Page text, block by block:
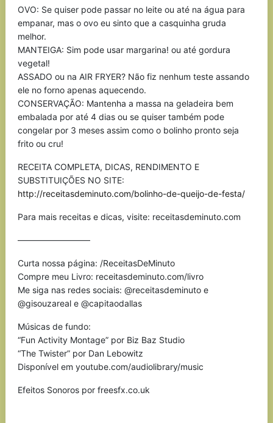
OVO: Se quiser pode passar no leite ou até na água para
empanar, mas o ovo eu sinto que a casquinha gruda
melhor.
MANTEIGA: Sim pode usar margarina! ou até gordura
vegetal!
ASSADO ou na AIR FRYER? Não fiz nenhum teste assando
ele no forno apenas aquecendo.
CONSERVAÇÃO: Mantenha a massa na geladeira bem
embalada por até 4 dias ou se quiser também pode
congelar por 3 meses assim como o bolinho pronto seja
frito ou cru!
RECEITA COMPLETA, DICAS, RENDIMENTO E
SUBSTITUIÇÕES NO SITE:
http://receitasdeminuto.com/bolinho-de-queijo-de-festa/
Para mais receitas e dicas, visite: receitasdeminuto.com
————————–
Curta nossa página: /ReceitasDeMinuto
Compre meu Livro: receitasdeminuto.com/livro
Me siga nas redes sociais: @receitasdeminuto e
@gisouzareal e @capitaodallas
Músicas de fundo:
“Fun Activity Montage” por Biz Baz Studio
“The Twister” por Dan Lebowitz
Disponível em youtube.com/audiolibrary/music
Efeitos Sonoros por freesfx.co.uk